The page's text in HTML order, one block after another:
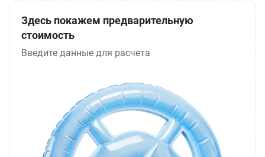
Здесь покажем предварительную
стоимость
Введите данные для расчета